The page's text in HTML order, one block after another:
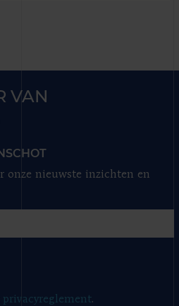
VAN
onze nieuwste inzichten en
privacyreglement.